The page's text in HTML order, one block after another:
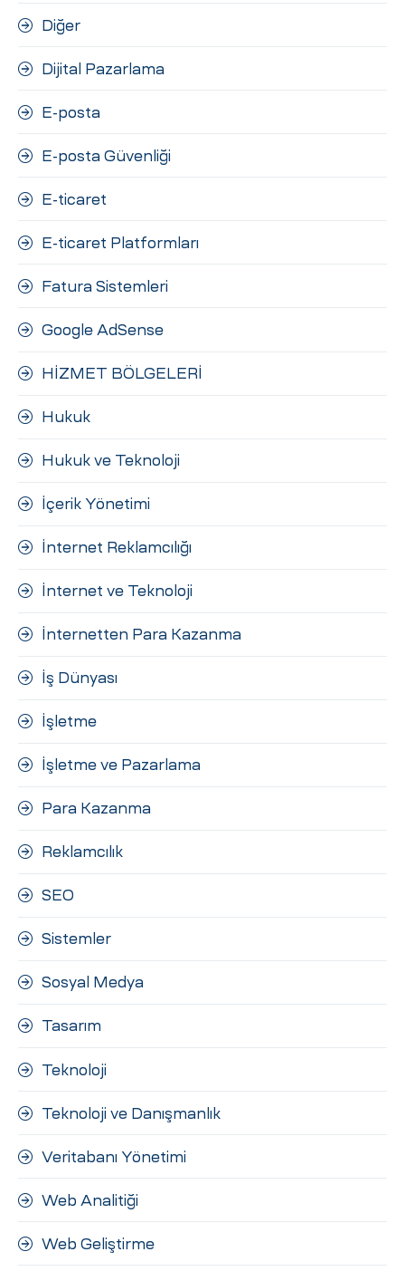
Diğer
Dijital Pazarlama
E-posta
E-posta Güvenliği
E-ticaret
E-ticaret Platformları
Fatura Sistemleri
Google AdSense
HİZMET BÖLGELERİ
Hukuk
Hukuk ve Teknoloji
İçerik Yönetimi
İnternet Reklamcılığı
İnternet ve Teknoloji
İnternetten Para Kazanma
İş Dünyası
İşletme
İşletme ve Pazarlama
Para Kazanma
Reklamcılık
SEO
Sistemler
Sosyal Medya
Tasarım
Teknoloji
Teknoloji ve Danışmanlık
Veritabanı Yönetimi
Web Analitiği
Web Geliştirme